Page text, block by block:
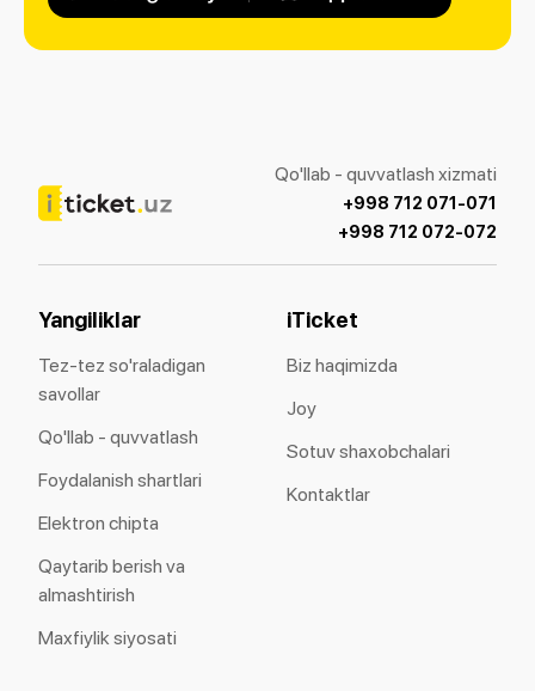
Qo'llab - quvvatlash xizmati
+998 712 071-071
+998 712 072-072
Yangiliklar
Tez-tez so'raladigan
savollar
Qo'llab - quvvatlash
Foydalanish shartlari
Elektron chipta
Qaytarib berish va
almashtirish
Maxfiylik siyosati
iTicket
Biz haqimizda
Joy
Sotuv shaxobchalari
Kontaktlar